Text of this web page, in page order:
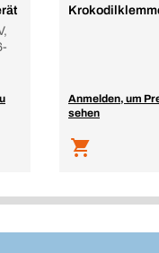
Anmelden, um
sehen